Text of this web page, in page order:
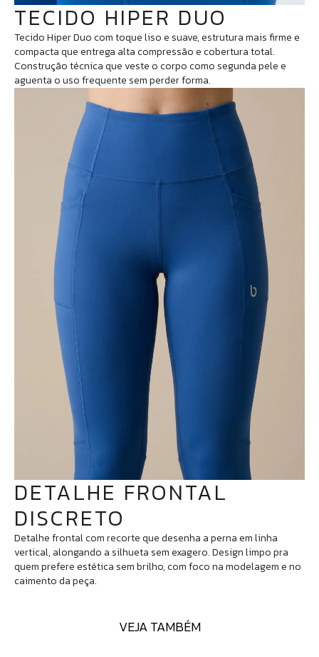
TECIDO HIPER DUO
Tecido Hiper Duo com toque liso e suave, estrutura mais firme e
compacta que entrega alta compressão e cobertura total.
Construção técnica que veste o corpo como segunda pele e
aguenta o uso frequente sem perder forma.
DETALHE FRONTAL
DISCRETO
Detalhe frontal com recorte que desenha a perna em linha
vertical, alongando a silhueta sem exagero. Design limpo pra
quem prefere estética sem brilho, com foco na modelagem e no
caimento da peça.
VEJA TAMBÉM